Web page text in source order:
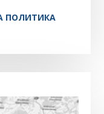
ПОЛИТИКА